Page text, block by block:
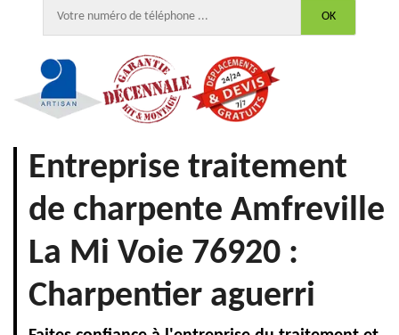
Entreprise traitement
de charpente Amfreville
La Mi Voie 76920 :
Charpentier aguerri